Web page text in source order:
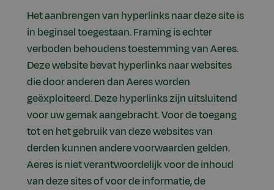
Het aanbrengen van hyperlinks naar deze site is
in beginsel toegestaan. Framing is echter
verboden behoudens toestemming van Aeres.
Deze website bevat hyperlinks naar websites
die door anderen dan Aeres worden
geëxploiteerd. Deze hyperlinks zijn uitsluitend
voor uw gemak aangebracht. Voor de toegang
tot en het gebruik van deze websites van
derden kunnen andere voorwaarden gelden.
Aeres is niet verantwoordelijk voor de inhoud
van deze sites of voor de informatie, de